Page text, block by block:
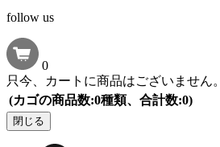
follow us
0
只今、カートに商品はございません。
(カゴの商品数:0種類、合計数:0)
閉じる